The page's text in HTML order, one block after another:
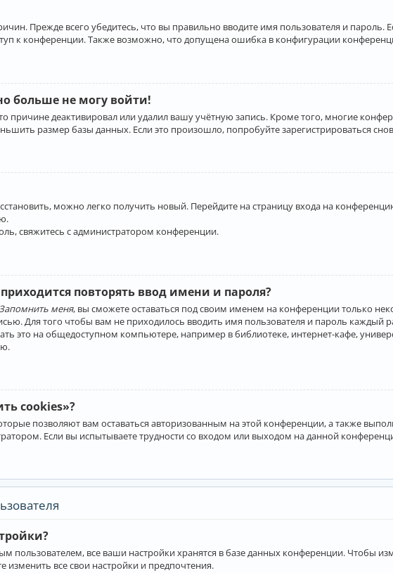
Прежде всего убедитесь, что вы правильно вводите имя пользователя и
к конференции. Также возможно, что допущена ошибка в конфигурации
больше не могу войти!
причине деактивировал или удалил вашу учётную запись. Кроме того, многие
размер базы данных. Если это произошло, попробуйте зарегистрироваться
можно легко получить новый. Перейдите на страницу входа на
свяжитесь с администратором конференции.
повторять ввод имени и пароля?
Запомнить меня, вы сможете оставаться под своим именем на конференции только
Для того чтобы вам не приходилось вводить имя пользователя и пароль каждый
это на общедоступном компьютере, например в библиотеке, интернет-кафе,
cookies»?
позволяют вам оставаться авторизованным на этой конференции, а также
Если вы испытываете трудности со входом или выходом на данной
пользователем, все ваши настройки хранятся в базе данных конференции. Чтобы
изменить все свои настройки и предпочтения.